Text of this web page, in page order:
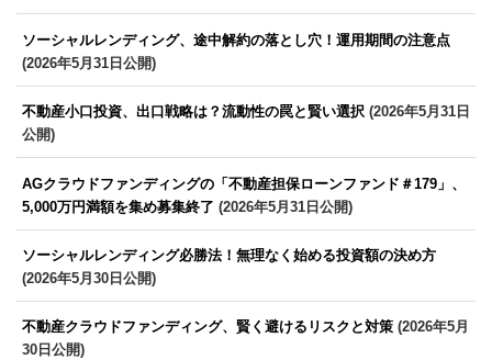
ソーシャルレンディング、途中解約の落とし穴！運用期間の注意点
(2026年5月31日公開)
不動産小口投資、出口戦略は？流動性の罠と賢い選択 (2026年5月31日
公開)
AGクラウドファンディングの「不動産担保ローンファンド＃179」、
5,000万円満額を集め募集終了 (2026年5月31日公開)
ソーシャルレンディング必勝法！無理なく始める投資額の決め方
(2026年5月30日公開)
不動産クラウドファンディング、賢く避けるリスクと対策 (2026年5月
30日公開)